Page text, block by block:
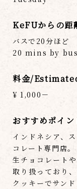
KeFUからの
バスで20分ほど
20 mins by bus
料金/
¥ 1,000－
おすすめポイ
インドネシア、
コレート専門店。
生チョコレート
取り扱っており
クッキーでサン